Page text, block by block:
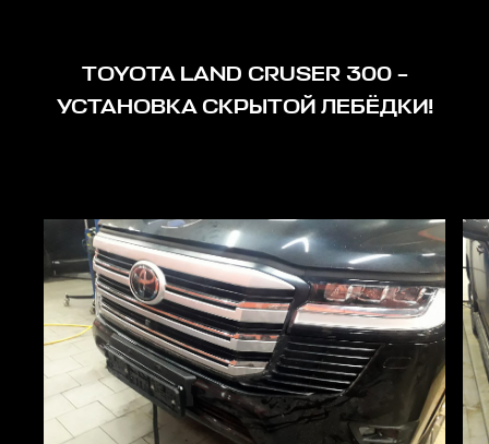
TOYOTA LAND CRUSER 300 –
УСТАНОВКА СКРЫТОЙ ЛЕБЁДКИ!